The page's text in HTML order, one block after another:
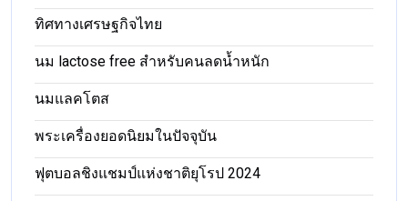
ทิศทางเศรษฐกิจไทย
นม lactose free สำหรับคนลดน้ำหนัก
นมแลคโตส
พระเครื่องยอดนิยมในปัจจุบัน
ฟุตบอลชิงแชมป์แห่งชาติยุโรป 2024